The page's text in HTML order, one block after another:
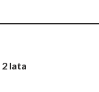
2 lata